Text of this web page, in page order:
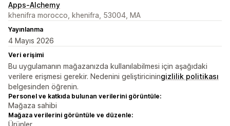
Apps-Alchemy
khenifra morocco, khenifra, 53004, MA
Yayınlanma
4 Mayıs 2026
Veri erişimi
Bu uygulamanın mağazanızda kullanılabilmesi için aşağıdaki
verilere erişmesi gerekir. Nedenini geliştiriciningizlilik politikası
belgesinden öğrenin.
Personel ve katkıda bulunan verilerini görüntüle:
Mağaza sahibi
Mağaza verilerini görüntüle ve düzenle: